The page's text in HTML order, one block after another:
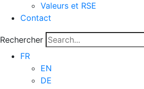
Valeurs et RSE
Contact
Rechercher
FR
EN
DE